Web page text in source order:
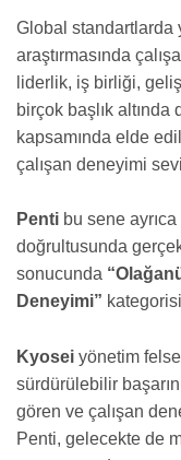
Global standartlarda
araştırmasında
liderlik, iş birliği,
birçok başlık altında
kapsamında elde
çalışan deneyimi
Penti bu sene
doğrultusunda
sonucunda
Deneyimi”
Kyosei yönetim
sürdürülebilir
gören ve çalışan
Penti, gelecekte de